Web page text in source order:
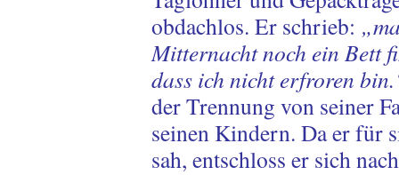
obdachlos. Er schrieb:
Mitternacht noch ein Bett
dass ich nicht erfroren
der Trennung von seiner
seinen Kindern. Da er für
sah, entschloss er sich